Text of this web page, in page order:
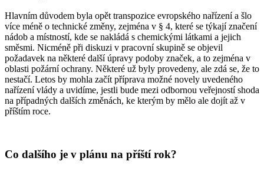
Hlavním důvodem byla opět transpozice evropského nařízení a šlo
více méně o technické změny, zejména v § 4, které se týkají značení
nádob a místností, kde se nakládá s chemickými látkami a jejich
směsmi. Nicméně při diskuzi v pracovní skupině se objevil
požadavek na některé další úpravy podoby značek, a to zejména v
oblasti požární ochrany. Některé už byly provedeny, ale zdá se, že to
nestačí. Letos by mohla začít příprava možné novely uvedeného
nařízení vlády a uvidíme, jestli bude mezi odbornou veřejností shoda
na případných dalších změnách, ke kterým by mělo ale dojít až v
příštím roce.
Co dalšího je v plánu na příští rok?